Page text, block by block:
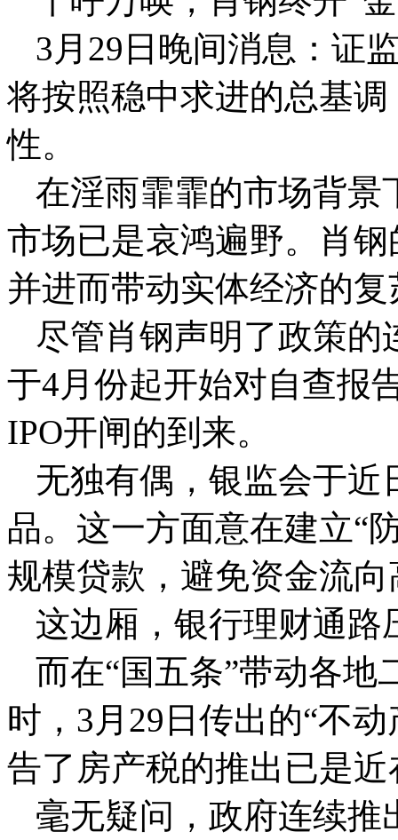
3 月29日 晚间消息：证
将按照稳中求进的总基
性。
在淫雨霏霏的市场背景
市场已是哀鸿遍野。肖
并进而带动实体经济的复
尽管肖钢声明了政策的
于4月份起开始对自查报
IPO开闸的到来。
无独有偶，银监会于近
品。这一方面意在建立“
规模贷款，避免资金流
这边厢，银行理财通路
而在“国五条”带动各地
时，3月29日传出的“不
告了房产税的推出已是
毫无疑问，政府连续推